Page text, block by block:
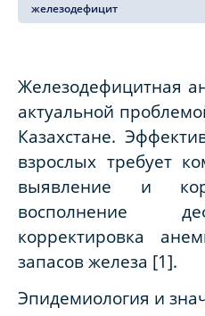
железодефицит
Железодефицитная
актуальной
Казахстане.
взрослых требует
выявление и
восполнение
корректировка
запасов железа [1].
Эпидемиология и